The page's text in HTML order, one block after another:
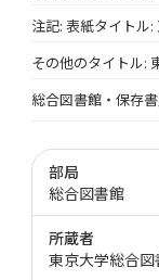
注記: 表紙タイトル
その他のタイトル:
総合図書館・保存
部局
総合図書館
所蔵者
東京大学総合図